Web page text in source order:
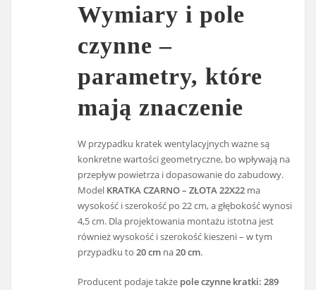
Wymiary i pole
czynne –
parametry, które
mają znaczenie
W przypadku kratek wentylacyjnych ważne są
konkretne wartości geometryczne, bo wpływają na
przepływ powietrza i dopasowanie do zabudowy.
Model KRATKA CZARNO – ZŁOTA 22X22 ma
wysokość i szerokość po 22 cm, a głębokość wynosi
4,5 cm. Dla projektowania montażu istotna jest
również wysokość i szerokość kieszeni – w tym
przypadku to20 cm na20 cm.
Producent podaje także pole czynne kratki: 289